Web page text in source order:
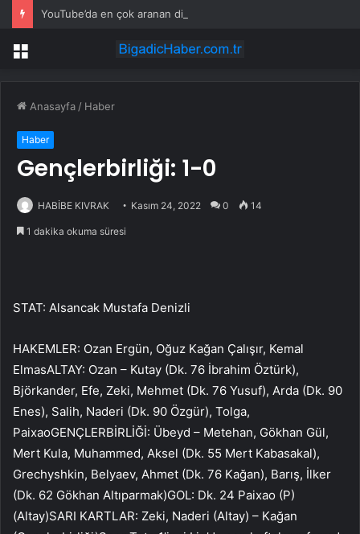
Menü
Anasayfa / Haber
Haber
Gençlerbirliği: 1-0
HABİBE KIVRAK Kasım 24, 2022 0 14
1 dakika okuma süresi
STAT: Alsancak Mustafa Denizli
HAKEMLER: Ozan Ergün, Oğuz Kağan Çalışır, Kemal
ElmasALTAY: Ozan – Kutay (Dk. 76 İbrahim Öztürk),
Björkander, Efe, Zeki, Mehmet (Dk. 76 Yusuf), Arda (Dk. 90
Enes), Salih, Naderi (Dk. 90 Özgür), Tolga,
PaixaoGENÇLERBİRLİĞİ: Übeyd – Metehan, Gökhan Gül,
Mert Kula, Muhammed, Aksel (Dk. 55 Mert Kabasakal),
Grechyshkin, Belyaev, Ahmet (Dk. 76 Kağan), Barış, İlker
(Dk. 62 Gökhan Altıparmak)GOL: Dk. 24 Paixao (P)
(Altay)SARI KARTLAR: Zeki, Naderi (Altay) – Kağan